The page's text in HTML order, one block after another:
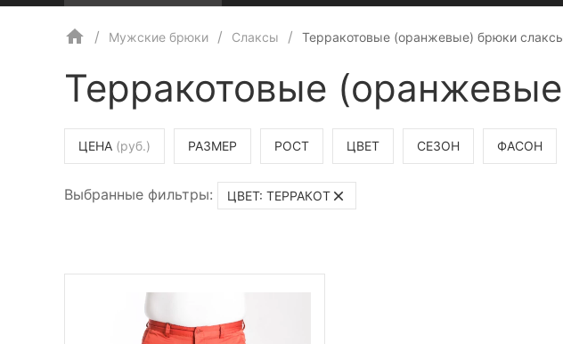
Мужские брюки Слаксы Терракотовые (оранжевые) брюки
Терракотовые
ЦЕНА (руб.) РАЗМЕР РОСТ ЦВЕТ СЕЗОН ФАСОН
Выбранные фильтры: ЦВЕТ: ТЕРРАКОТ